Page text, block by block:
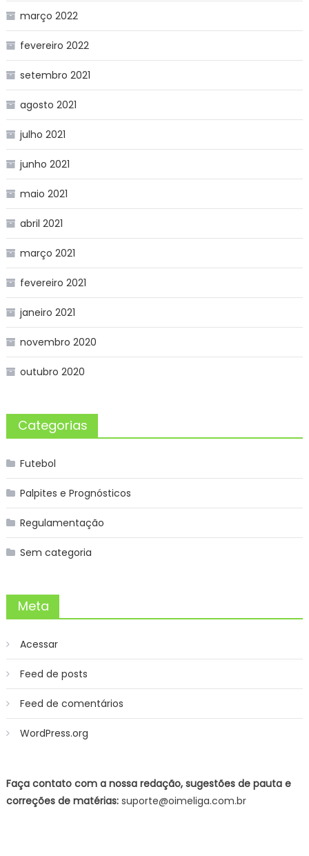
março 2022
fevereiro 2022
setembro 2021
agosto 2021
julho 2021
junho 2021
maio 2021
abril 2021
março 2021
fevereiro 2021
janeiro 2021
novembro 2020
outubro 2020
Categorias
Futebol
Palpites e Prognósticos
Regulamentação
Sem categoria
Meta
Acessar
Feed de posts
Feed de comentários
WordPress.org
Faça contato com a nossa redação, sugestões de pauta e
correções de matérias:suporte@oimeliga.com.br